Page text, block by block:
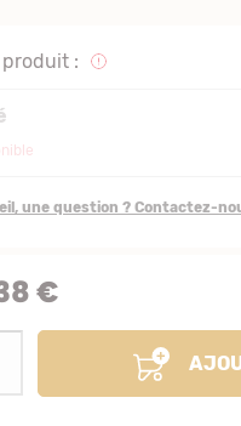
:
une question ? Contactez-
€